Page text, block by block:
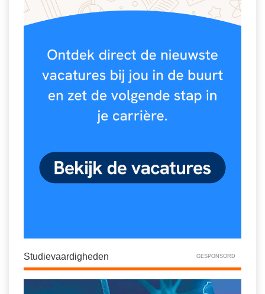
Studievaardigheden GESPONSORD